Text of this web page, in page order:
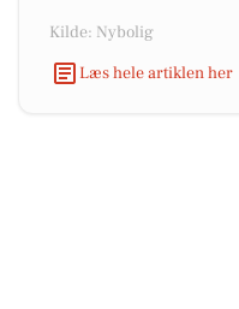
Kilde: Nybolig
Læs hele artiklen her